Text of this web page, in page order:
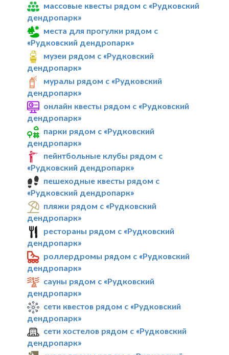
массовые квесты рядом с «Рудковский
дендропарк»
места для прогулки рядом с
«Рудковский дендропарк»
музеи рядом с «Рудковский
дендропарк»
муралы рядом с «Рудковский
дендропарк»
онлайн квесты рядом с «Рудковский
дендропарк»
парки рядом с «Рудковский
дендропарк»
пейнтбольные клубы рядом с
«Рудковский дендропарк»
пешеходные квесты рядом с
«Рудковский дендропарк»
пляжи рядом с «Рудковский
дендропарк»
рестораны рядом с «Рудковский
дендропарк»
роллердромы рядом с «Рудковский
дендропарк»
сауны рядом с «Рудковский
дендропарк»
сети квестов рядом с «Рудковский
дендропарк»
сети хостелов рядом с «Рудковский
дендропарк»